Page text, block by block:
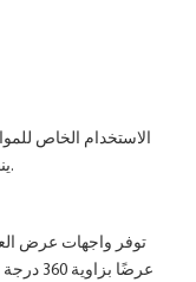
الاستخدام الخاص
ينضح بالأناقة النبيلة والحداثة.
توفر واجهات عرض
عرضًا